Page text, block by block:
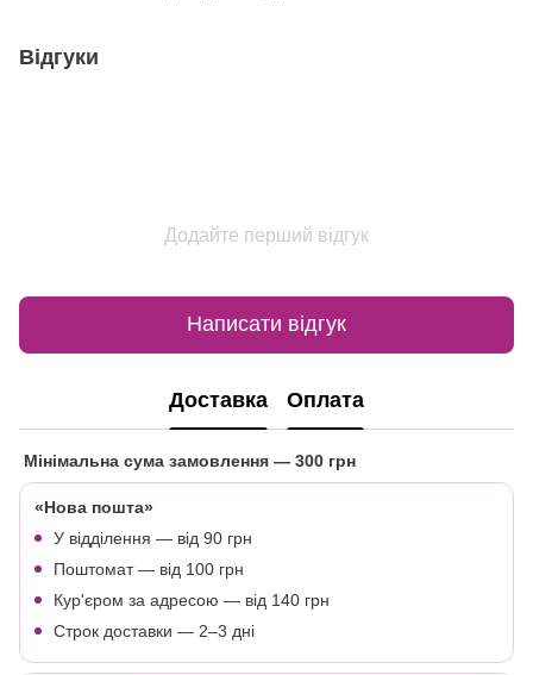
Відгуки
Додайте перший відгук
Написати відгук
Доставка Оплата
Мінімальна сума замовлення — 300 грн
«Нова пошта»
У відділення — від 90 грн
Поштомат — від 100 грн
Кур'єром за адресою — від 140 грн
Строк доставки — 2–3 дні